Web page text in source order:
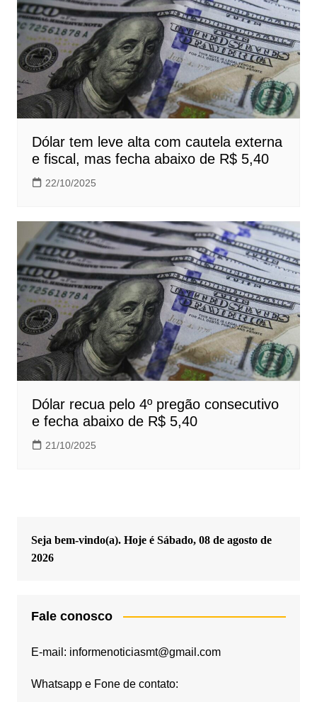
Dólar tem leve alta com cautela externa
e fiscal, mas fecha abaixo de R$ 5,40
22/10/2025
Dólar recua pelo 4º pregão consecutivo
e fecha abaixo de R$ 5,40
21/10/2025
Seja bem-vindo(a). Hoje é Sábado, 08 de agosto de
2026
Fale conosco
E-mail: informenoticiasmt@gmail.com
Whatsapp e Fone de contato: